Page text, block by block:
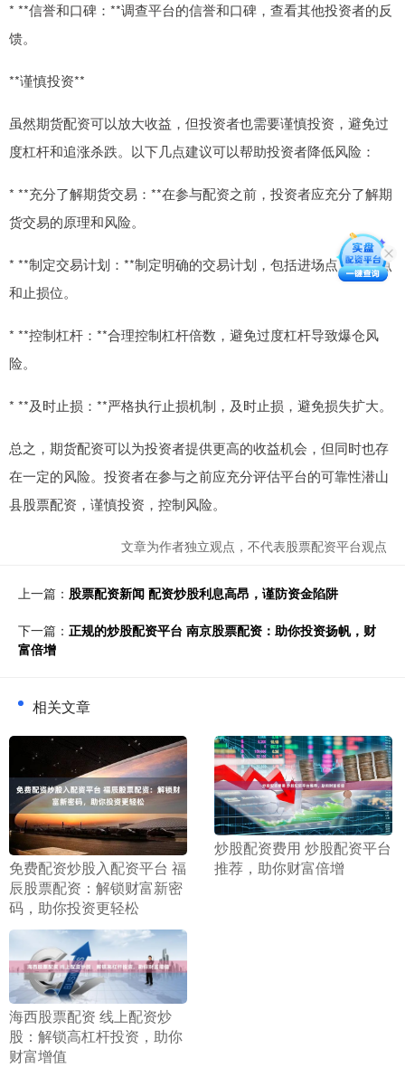
* **信誉和口碑：**调查平台的信誉和口碑，查看其他投资者的反
馈。
**谨慎投资**
虽然期货配资可以放大收益，但投资者也需要谨慎投资，避免过
度杠杆和追涨杀跌。以下几点建议可以帮助投资者降低风险：
* **充分了解期货交易：**在参与配资之前，投资者应充分了解期
货交易的原理和风险。
* **制定交易计划：**制定明确的交易计划，包括进场点、出场点
和止损位。
* **控制杠杆：**合理控制杠杆倍数，避免过度杠杆导致爆仓风
险。
* **及时止损：**严格执行止损机制，及时止损，避免损失扩大。
总之，期货配资可以为投资者提供更高的收益机会，但同时也存
在一定的风险。投资者在参与之前应充分评估平台的可靠性潜山
县股票配资，谨慎投资，控制风险。
文章为作者独立观点，不代表股票配资平台观点
上一篇： 股票配资新闻 配资炒股利息高昂，谨防资金陷阱
下一篇： 正规的炒股配资平台 南京股票配资：助你投资扬帆，财
富倍增
相关文章
​免费配资炒股入配资平台 福
辰股票配资：解锁财富新密
码，助你投资更轻松
​炒股配资费用 炒股配资平台
推荐，助你财富倍增
​海西股票配资 线上配资炒
股：解锁高杠杆投资，助你
财富增值